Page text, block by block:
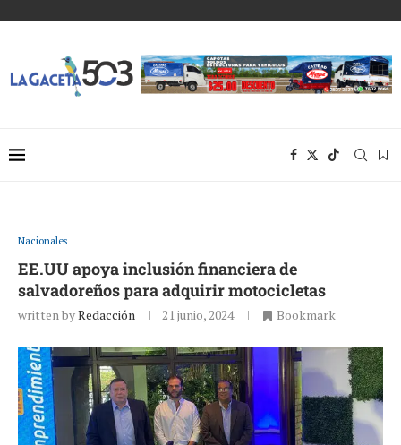
Nacionales
EE.UU apoya inclusión financiera de
salvadoreños para adquirir motocicletas
written byRedacción 21 junio, 2024 Bookmark